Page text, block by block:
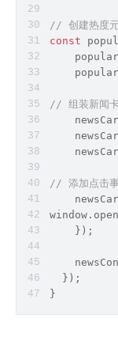
// 创建热度
const
// 组装新闻
// 添加点击事
window
    });
  });
}